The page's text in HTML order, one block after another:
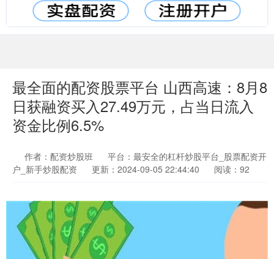
最全面的配资股票平台 山西高速：8月8
日获融资买入27.49万元，占当日流入
资金比例6.5%
作者：配资炒股班
平台：最安全的杠杆炒股平台_股票配资开
户_新手炒股配资
更新：2024-09-05 22:44:40 阅读：92